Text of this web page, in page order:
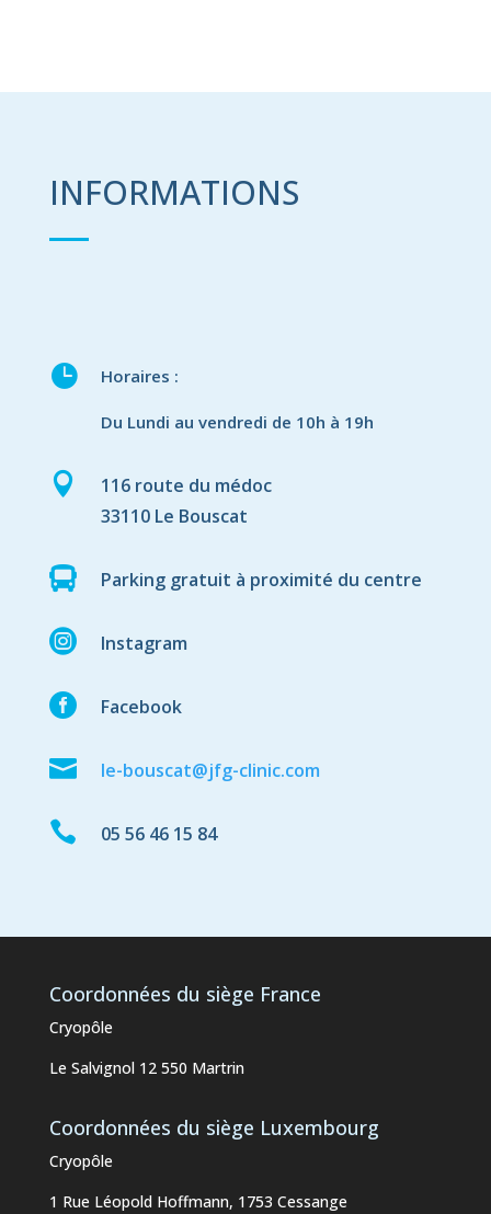
INFORMATIONS
 Horaires :
Du Lundi au vendredi de 10h à 19h

116 route du médoc
33110 Le Bouscat
 Parking gratuit à proximité du centre
 Instagram
 Facebook
 le-bouscat@jfg-clinic.com
 05 56 46 15 84
Coordonnées du siège France
Cryopôle
Le Salvignol 12 550 Martrin
Coordonnées du siège Luxembourg
Cryopôle
1 Rue Léopold Hoffmann, 1753 Cessange